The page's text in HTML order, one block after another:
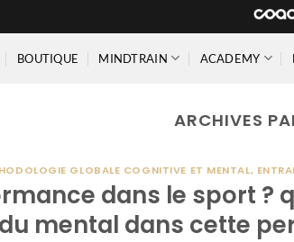
BOUTIQUE MINDTRAIN ACADEMY
ARCHIVES
GLOBALE COGNITIVE ET MENTAL,
dans le sport ?
mental dans cette